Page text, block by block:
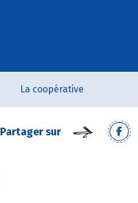
La coopérative
Partager sur